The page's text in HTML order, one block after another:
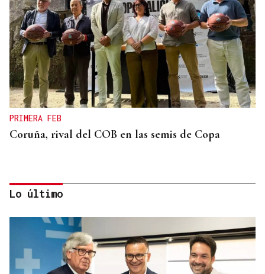
PRIMERA FEB
Coruña, rival del COB en las semis de Copa
Lo último